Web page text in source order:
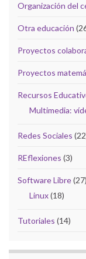
Organización del
Otra educación
Proyectos
Proyectos
Recursos
Multimedia:
Redes Sociales
REflexiones (3)
Software Libre(27)
Linux(18)
Tutoriales (14)